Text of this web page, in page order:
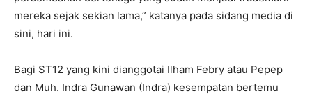
mereka sejak sekian lama,” katanya pada sidang media di
sini, hari ini.
Bagi ST12 yang kini dianggotai Ilham Febry atau Pepep
dan Muh. Indra Gunawan (Indra) kesempatan bertemu